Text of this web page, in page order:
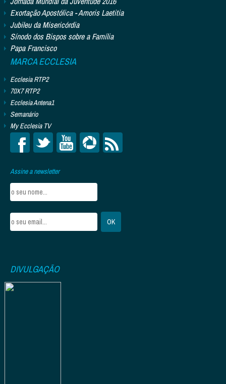
Exortação Apostólica - Amoris Laetitia
Jubileu da Misericórdia
Sínodo dos Bispos sobre a Família
Papa Francisco
MARCA ECCLESIA
Ecclesia RTP2
70X7 RTP2
Ecclesia Antena1
Semanário
My Ecclesia TV
Assine a newsletter
DIVULGAÇÃO